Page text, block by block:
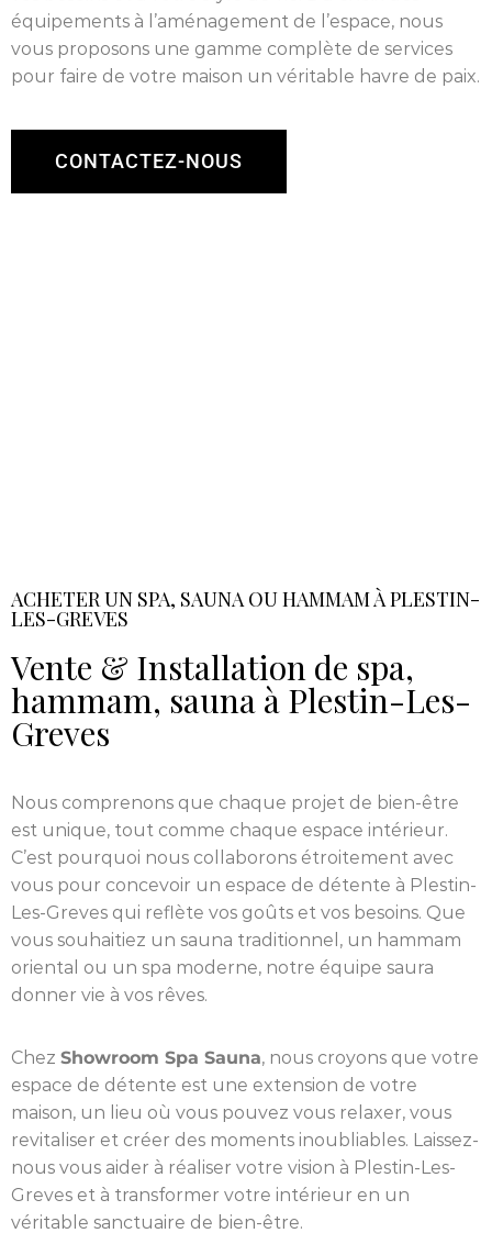
équipements à l’aménagement de l’espace, nous
vous proposons une gamme complète de services
pour faire de votre maison un véritable havre de paix.
CONTACTEZ-NOUS
ACHETER UN SPA, SAUNA OU HAMMAM À PLESTIN-
LES-GREVES
Vente & Installation de spa,
hammam, sauna à Plestin-Les-
Greves
Nous comprenons que chaque projet de bien-être
est unique, tout comme chaque espace intérieur.
C’est pourquoi nous collaborons étroitement avec
vous pour concevoir un espace de détente à Plestin-
Les-Greves qui reflète vos goûts et vos besoins. Que
vous souhaitiez un sauna traditionnel, un hammam
oriental ou un spa moderne, notre équipe saura
donner vie à vos rêves.
Chez Showroom Spa Sauna, nous croyons que votre
espace de détente est une extension de votre
maison, un lieu où vous pouvez vous relaxer, vous
revitaliser et créer des moments inoubliables. Laissez-
nous vous aider à réaliser votre vision à Plestin-Les-
Greves et à transformer votre intérieur en un
véritable sanctuaire de bien-être.